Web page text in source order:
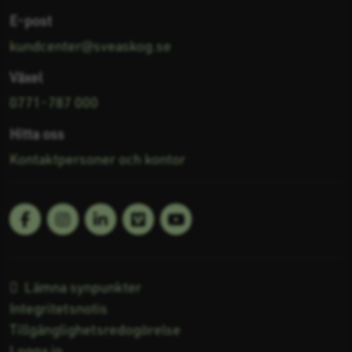
E-post
kundcenter@sveaskog.se
Växel
0771-787 000
Hitta oss
Kontaktpersoner och kontor
Följ oss på:
Facebook LinkedinVimeoYoutube
Lämna synpunkter
Integritetsnotis
Tillgänglighetsredogörelse